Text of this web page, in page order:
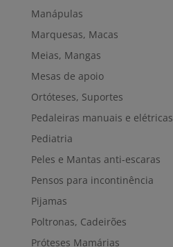
Manápulas
Marquesas, Macas
Meias, Mangas
Mesas de apoio
Ortóteses, Suportes
Pedaleiras manuais e elétricas
Pediatria
Peles e Mantas anti-escaras
Pensos para incontinência
Pijamas
Poltronas, Cadeirões
Próteses Mamárias